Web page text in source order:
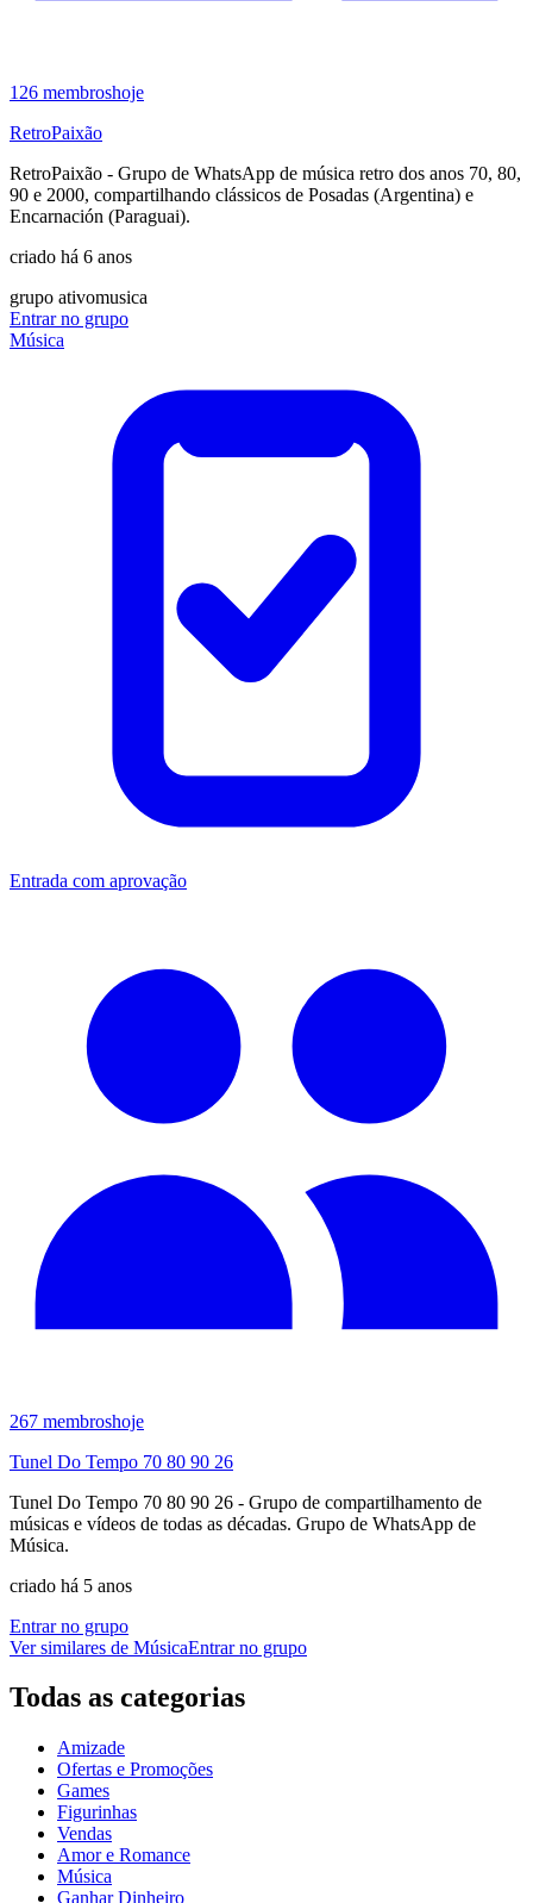
126 membroshoje
RetroPaixão
RetroPaixão - Grupo de WhatsApp de música retro dos anos 70, 80,
90 e 2000, compartilhando clássicos de Posadas (Argentina) e
Encarnación (Paraguai).
criado há 6 anos
grupo ativomusica
Entrar no grupo
Música
Entrada com aprovação
267 membroshoje
Tunel Do Tempo 70 80 90 26
Tunel Do Tempo 70 80 90 26 - Grupo de compartilhamento de
músicas e vídeos de todas as décadas. Grupo de WhatsApp de
Música.
criado há 5 anos
Entrar no grupo
Ver similares de MúsicaEntrar no grupo
Todas as categorias
Amizade
Ofertas e Promoções
Games
Figurinhas
Vendas
Amor e Romance
Música
Ganhar Dinheiro